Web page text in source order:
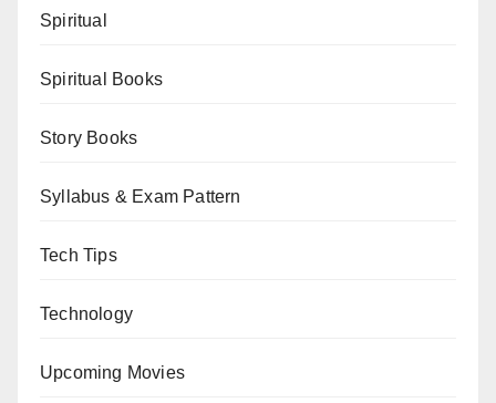
Spiritual
Spiritual Books
Story Books
Syllabus & Exam Pattern
Tech Tips
Technology
Upcoming Movies